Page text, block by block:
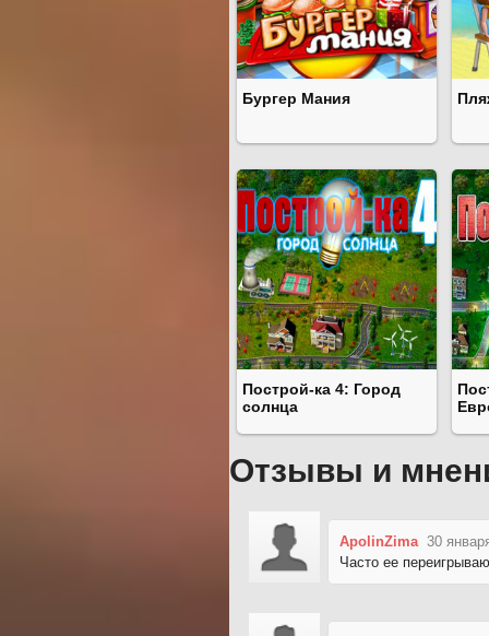
Бургер Мания
Построй-ка 4: Город
солнца
Отзывы и
ApolinZima 30
Часто ее